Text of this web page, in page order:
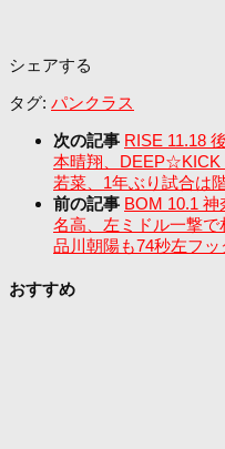
シェアする
タグ: パンクラス
次の記事 RISE 11.18
本晴翔、DEEP☆KICK
若菜、1年ぶり試合は
前の記事 BOM 10.1
名高、左ミドル一撃で
品川朝陽も74秒左フッ
おすすめ